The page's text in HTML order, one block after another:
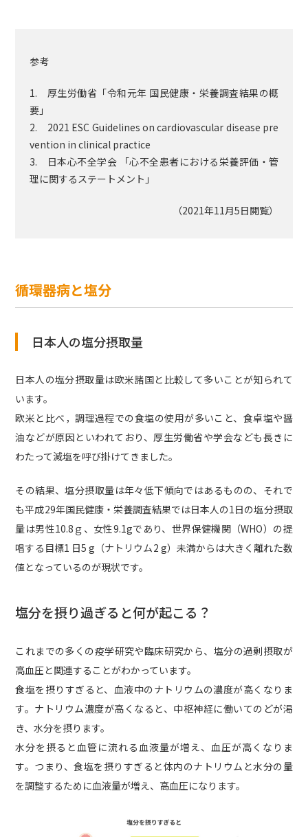
参考
1. 厚生労働省「令和元年 国民健康・栄養調査結果の概
要」
2. 2021 ESC Guidelines on cardiovascular disease pre
vention in clinical practice
3. 日本心不全学会 「心不全患者における栄養評価・管
理に関するステートメント」
（2021年11月5日閲覧）
循環器病と塩分
日本人の塩分摂取量
日本人の塩分摂取量は欧米諸国と比較して多いことが知られて
います。
欧米と比べ，調理過程での食塩の使用が多いこと、食卓塩や醤
油などが原因といわれており、厚生労働省や学会なども長きに
わたって減塩を呼び掛けてきました。
その結果、塩分摂取量は年々低下傾向ではあるものの、それで
も平成29年国民健康・栄養調査結果では日本人の1日の塩分摂取
量は男性10.8ｇ、女性9.1gであり、世界保健機関（WHO）の提
唱する目標1 日5 g（ナトリウム2 g）未満からは大きく離れた数
値となっているのが現状です。
塩分を摂り過ぎると何が起こる？
これまでの多くの疫学研究や臨床研究から、塩分の過剰摂取が
高血圧と関連することがわかっています。
食塩を摂りすぎると、血液中のナトリウムの濃度が高くなりま
す。ナトリウム濃度が高くなると、中枢神経に働いてのどが渇
き、水分を摂ります。
水分を摂ると血管に流れる血液量が増え、血圧が高くなりま
す。つまり、食塩を摂りすぎると体内のナトリウムと水分の量
を調整するために血液量が増え、高血圧になります。